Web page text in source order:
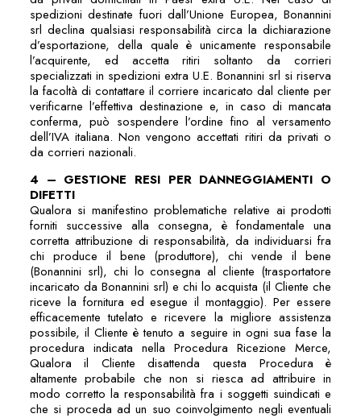
spedizioni destinate fuori dall’Unione Europea, Bonannini
srl declina qualsiasi responsabilità circa la dichiarazione
d’esportazione, della quale è unicamente responsabile
l’acquirente, ed accetta ritiri soltanto da corrieri
specializzati in spedizioni extra U.E. Bonannini srl si riserva
la facoltà di contattare il corriere incaricato dal cliente per
verificarne l’effettiva destinazione e, in caso di mancata
conferma, può sospendere l’ordine fino al versamento
dell’IVA italiana. Non vengono accettati ritiri da privati o
da corrieri nazionali.
4 – GESTIONE RESI PER DANNEGGIAMENTI O
DIFETTI
Qualora si manifestino problematiche relative ai prodotti
forniti successive alla consegna, è fondamentale una
corretta attribuzione di responsabilità, da individuarsi fra
chi produce il bene (produttore), chi vende il bene
(Bonannini srl), chi lo consegna al cliente (trasportatore
incaricato da Bonannini srl) e chi lo acquista (il Cliente che
riceve la fornitura ed esegue il montaggio). Per essere
efficacemente tutelato e ricevere la migliore assistenza
possibile, il Cliente è tenuto a seguire in ogni sua fase la
procedura indicata nella Procedura Ricezione Merce,
Qualora il Cliente disattenda questa Procedura è
altamente probabile che non si riesca ad attribuire in
modo corretto la responsabilità fra i soggetti suindicati e
che si proceda ad un suo coinvolgimento negli eventuali